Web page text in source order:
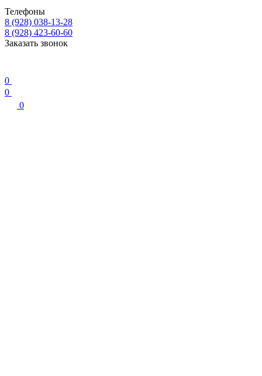
Телефоны
8 (928) 038-13-28
8 (928) 423-60-60
Заказать звонок
0
0
0